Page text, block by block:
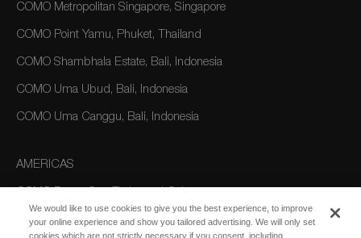
COMO Metropolitan Singapore, Singapore
COMO Point Yamu, Phuket, Thailand
COMO Shambhala Estate, Bali, Indonesia
COMO Uma Ubud, Bali, Indonesia
COMO Uma Canggu, Bali, Indonesia
AMERICAS
We would like to use cookies to give you the best experience, to improve
your online experience and show you tailored advertising. We will only set
cookies which are not strictly necessary if you consent, including